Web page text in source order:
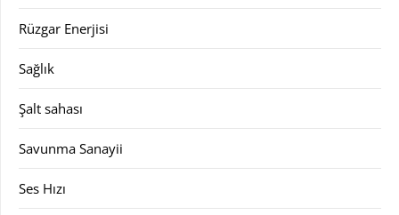
Rüzgar Enerjisi
Sağlık
Şalt sahası
Savunma Sanayii
Ses Hızı